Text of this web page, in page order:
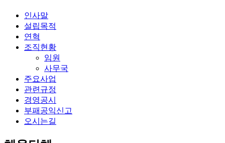
인사말
설립목적
연혁
조직현황
임원
사무국
주요사업
관련규정
경영공시
부패공익신고
오시는길